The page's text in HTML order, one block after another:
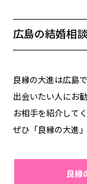
広島の結婚相
良縁の大進は広島
出会いたい人にお
お相手を紹介して
ぜひ「良縁の大進
良縁